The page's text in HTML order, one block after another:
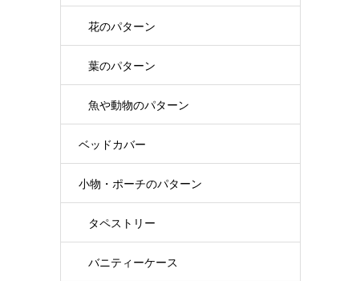
花のパターン
葉のパターン
魚や動物のパターン
ベッドカバー
小物・ポーチのパターン
タペストリー
バニティーケース